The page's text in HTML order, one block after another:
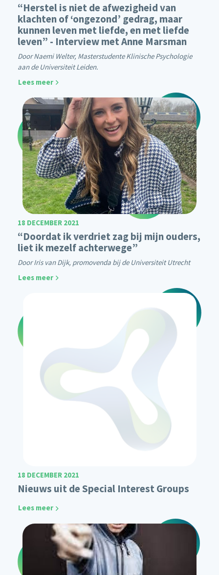
“Herstel is niet de afwezigheid van
klachten of ‘ongezond’ gedrag, maar
kunnen leven met liefde, en met liefde
leven” - Interview met Anne Marsman
Door Naemi Welter, Masterstudente Klinische Psychologie
aan de Universiteit Leiden.
Lees meer
18 DECEMBER 2021
“Doordat ik verdriet zag bij mijn ouders,
liet ik mezelf achterwege”
Door Iris van Dijk, promovenda bij de Universiteit Utrecht
Lees meer
18 DECEMBER 2021
Nieuws uit de Special Interest Groups
Lees meer